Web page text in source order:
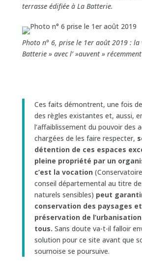
terrasse édifiée à La Batterie.
Photo n° 6, prise le 1er août 2019 : la
Batterie » avec l’ »auvent »
Ces faits démontrent, une fois
des règles existantes et, aussi,
l’affaiblissement du pouvoir des
chargées de les faire respecter,
détention de ces espaces
pleine propriété par un
c’est la vocation
conseil départemental au titre
naturels sensibles) peut
conservation des paysages
préservation de
tous. Sans doute va-t-il falloir
solution pour ce site avant que
sournoise se poursuive.